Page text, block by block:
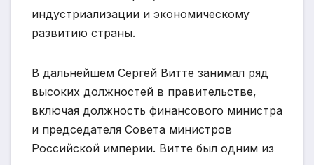
индустриализации и экономическому
развитию страны.
В дальнейшем Сергей Витте занимал ряд
высоких должностей в правительстве,
включая должность финансового министра
и председателя Совета министров
Российской империи. Витте был одним из